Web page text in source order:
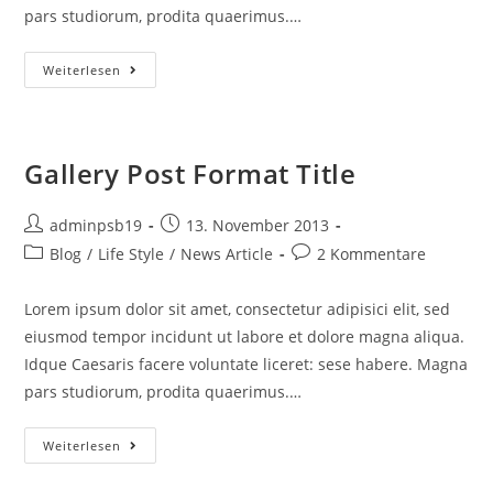
pars studiorum, prodita quaerimus.…
Weiterlesen Eiusmod
Tempor
Gallery Post Format Title
Beitrags-
Autor:
adminpsb19
Beitrag
veröffentlicht:
13. November 2013
Beitrags-
Blog / Life Style / News Article
Beitrags-
2 Kommentare
Lorem ipsum dolor sit amet, consectetur adipisici elit, sed
eiusmod tempor incidunt ut labore et dolore magna aliqua.
Idque Caesaris facere voluntate liceret: sese habere. Magna
pars studiorum, prodita quaerimus.…
Weiterlesen Gallery
Post